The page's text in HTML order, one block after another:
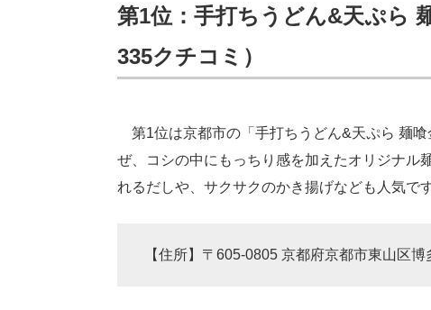
第1位：手打ちうどん&天ぷら
335クチコミ）
第1位は京都市の「手打ちうどん&天ぷら 麺
ぜ、コシの中にもっちり感を加えたオリジナル
れるだしや、サクサクのかき揚げなども人気です
【住所】〒605-0805 京都府京都市東山区博